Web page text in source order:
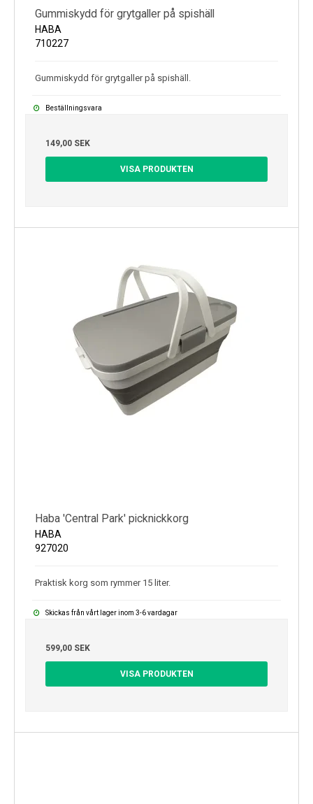
Gummiskydd för grytgaller på spishäll
HABA
710227
Gummiskydd för grytgaller på spishäll.
Beställningsvara
149,00 SEK
VISA PRODUKTEN
Haba 'Central Park' picknickkorg
HABA
927020
Praktisk korg som rymmer 15 liter.
Skickas från vårt lager inom 3-6 vardagar
599,00 SEK
VISA PRODUKTEN